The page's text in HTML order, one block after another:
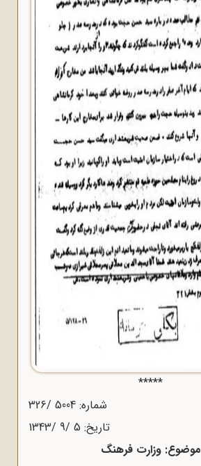
*****
شماره: 5004 /326
تاریخ: 5 /9 /1343
موضوع: وزارت فرهنگ